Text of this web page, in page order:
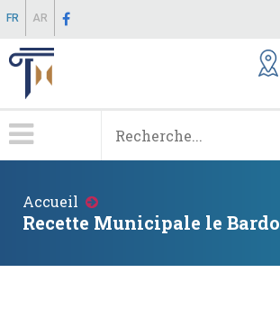
au
contenu
principal
FR AR
Principale
Fil
d'Ariane
Accueil
Recette Municipale le Bardo